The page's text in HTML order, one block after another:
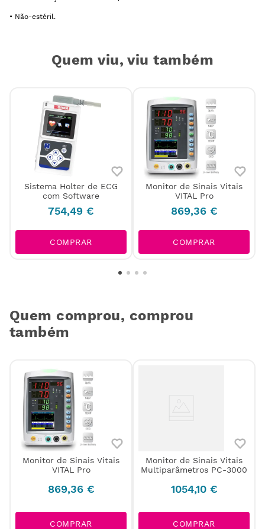
• Não-estéril.
Quem viu, viu também
Sistema Holter de ECG
com Software
754,49 €
COMPRAR
Monitor de Sinais Vitais
VITAL Pro
869,36 €
COMPRAR
Quem comprou, comprou
também
Monitor de Sinais Vitais
VITAL Pro
869,36 €
COMPRAR
Monitor de Sinais Vitais
Multiparâmetros PC-3000
1054,10 €
COMPRAR